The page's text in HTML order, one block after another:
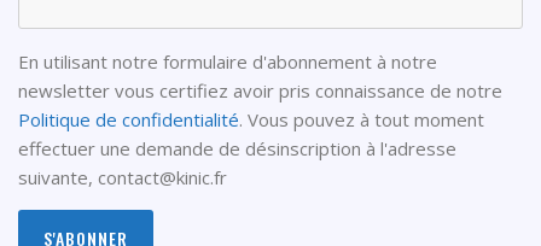
En utilisant notre formulaire d'abonnement à notre
newsletter vous certifiez avoir pris connaissance de notre
Politique de confidentialité. Vous pouvez à tout moment
effectuer une demande de désinscription à l'adresse
suivante, contact@kinic.fr